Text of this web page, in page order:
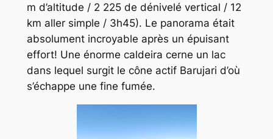
m d’altitude / 2 225 de dénivelé vertical / 12
km aller simple / 3h45). Le panorama était
absolument incroyable après un épuisant
effort! Une énorme caldeira cerne un lac
dans lequel surgit le cône actif Barujari d’où
s’échappe une fine fumée.